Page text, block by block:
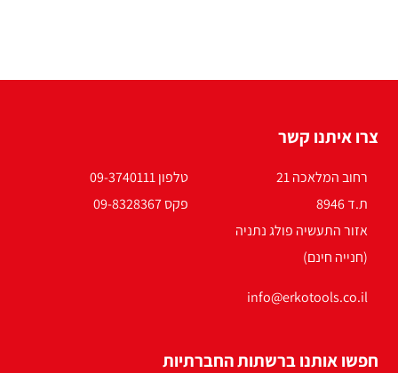
צרו איתנו קשר
רחוב המלאכה 21
ת.ד 8946
אזור התעשיה פולג נתניה
(חנייה חינם)
טלפון 09-3740111
פקס 09-8328367
info@erkotools.co.il
חפשו אותנו ברשתות החברתיות